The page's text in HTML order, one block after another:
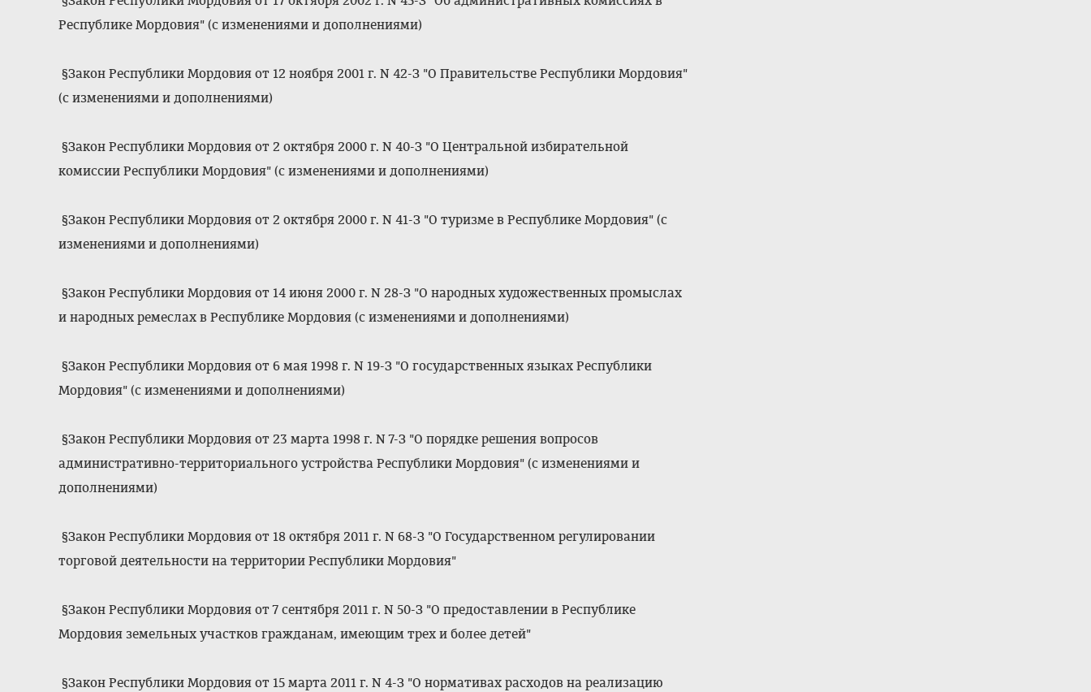
Республике Мордовия" (с изменениями и дополнениями)
§Закон Республики Мордовия от 12 ноября 2001 г. N 42-З "О Правительстве Республики Мордовия"
(с изменениями и дополнениями)
§Закон Республики Мордовия от 2 октября 2000 г. N 40-З "О Центральной избирательной
комиссии Республики Мордовия" (с изменениями и дополнениями)
§Закон Республики Мордовия от 2 октября 2000 г. N 41-З "О туризме в Республике Мордовия" (с
изменениями и дополнениями)
§Закон Республики Мордовия от 14 июня 2000 г. N 28-З "О народных художественных промыслах
и народных ремеслах в Республике Мордовия (с изменениями и дополнениями)
§Закон Республики Мордовия от 6 мая 1998 г. N 19-З "О государственных языках Республики
Мордовия" (с изменениями и дополнениями)
§Закон Республики Мордовия от 23 марта 1998 г. N 7-З "О порядке решения вопросов
административно-территориального устройства Республики Мордовия" (с изменениями и
дополнениями)
§Закон Республики Мордовия от 18 октября 2011 г. N 68-З "О Государственном регулировании
торговой деятельности на территории Республики Мордовия"
§Закон Республики Мордовия от 7 сентября 2011 г. N 50-З "О предоставлении в Республике
Мордовия земельных участков гражданам, имеющим трех и более детей"
§Закон Республики Мордовия от 15 марта 2011 г. N 4-З "О нормативах расходов на реализацию